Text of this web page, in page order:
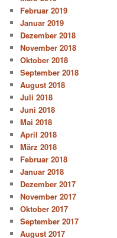
Februar 2019
Januar 2019
Dezember 2018
November 2018
Oktober 2018
September 2018
August 2018
Juli 2018
Juni 2018
Mai 2018
April 2018
März 2018
Februar 2018
Januar 2018
Dezember 2017
November 2017
Oktober 2017
September 2017
August 2017